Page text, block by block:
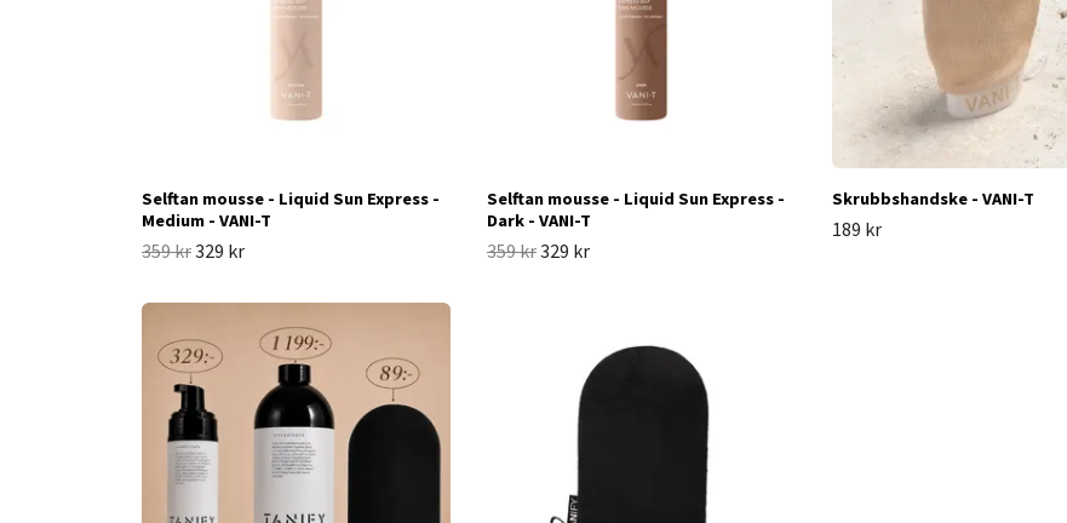
Selftan mousse - Liquid Sun Express -
Medium - VANI-T
359 kr329 kr
Selftan mousse - Liquid Sun Express -
Dark - VANI-T
359 kr329 kr
Skrubbshandske - VANI-T
189 kr